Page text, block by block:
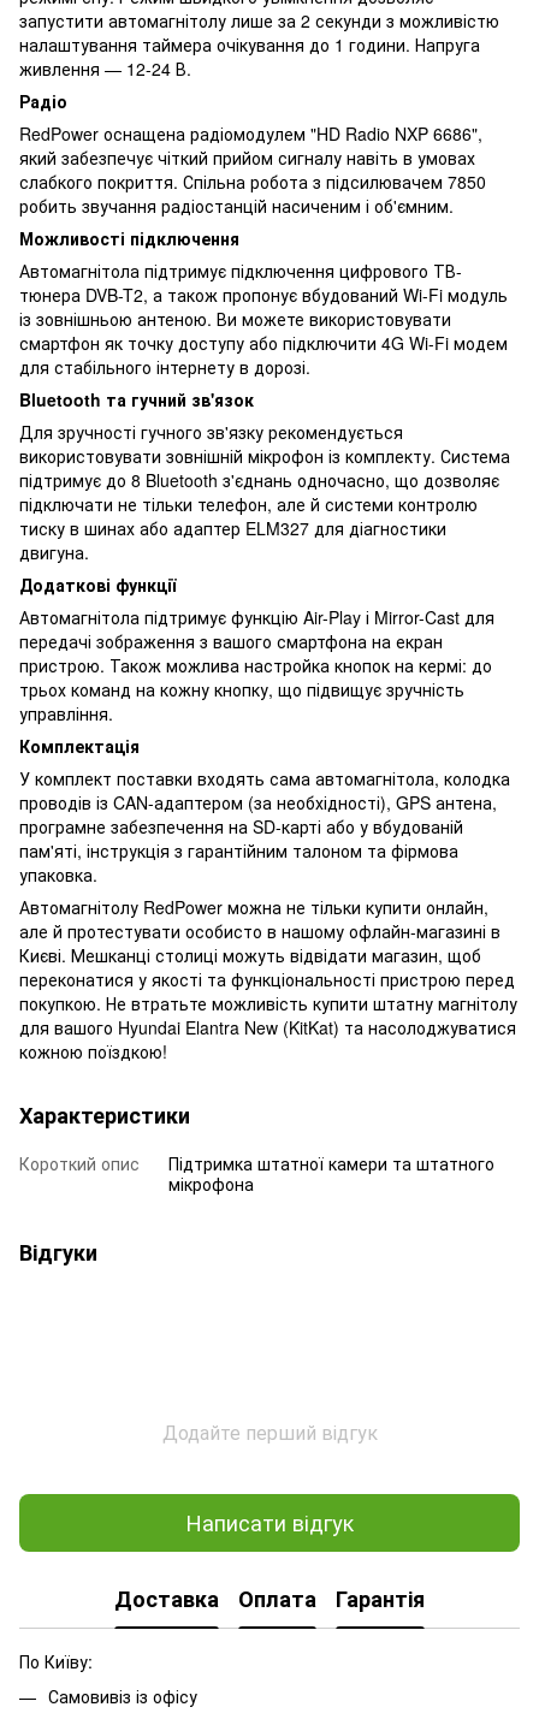
запустити автомагнітолу лише за 2 секунди з можливістю
налаштування таймера очікування до 1 години. Напруга
живлення — 12-24 В.
Радіо
RedPower оснащена радіомодулем "HD Radio NXP 6686",
який забезпечує чіткий прийом сигналу навіть в умовах
слабкого покриття. Спільна робота з підсилювачем 7850
робить звучання радіостанцій насиченим і об'ємним.
Можливості підключення
Автомагнітола підтримує підключення цифрового ТВ-
тюнера DVB-T2, а також пропонує вбудований Wi-Fi модуль
із зовнішньою антеною. Ви можете використовувати
смартфон як точку доступу або підключити 4G Wi-Fi модем
для стабільного інтернету в дорозі.
Bluetooth та гучний зв'язок
Для зручності гучного зв'язку рекомендується
використовувати зовнішній мікрофон із комплекту. Система
підтримує до 8 Bluetooth з'єднань одночасно, що дозволяє
підключати не тільки телефон, але й системи контролю
тиску в шинах або адаптер ELM327 для діагностики
двигуна.
Додаткові функції
Автомагнітола підтримує функцію Air-Play і Mirror-Cast для
передачі зображення з вашого смартфона на екран
пристрою. Також можлива настройка кнопок на кермі: до
трьох команд на кожну кнопку, що підвищує зручність
управління.
Комплектація
У комплект поставки входять сама автомагнітола, колодка
проводів із CAN-адаптером (за необхідності), GPS антена,
програмне забезпечення на SD-карті або у вбудованій
пам'яті, інструкція з гарантійним талоном та фірмова
упаковка.
Автомагнітолу RedPower можна не тільки купити онлайн,
але й протестувати особисто в нашому офлайн-магазині в
Києві. Мешканці столиці можуть відвідати магазин, щоб
переконатися у якості та функціональності пристрою перед
покупкою. Не втратьте можливість купити штатну магнітолу
для вашого Hyundai Elantra New (KitKat) та насолоджуватися
кожною поїздкою!
Характеристики
Короткий опис
Підтримка штатної камери та штатного
мікрофона
Відгуки
Додайте перший відгук
Написати відгук
Доставка Оплата Гарантія
По Київу:
Самовивіз із офісу